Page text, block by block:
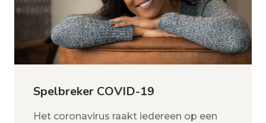
Spelbreker COVID-19
Het coronavirus raakt iedereen op een